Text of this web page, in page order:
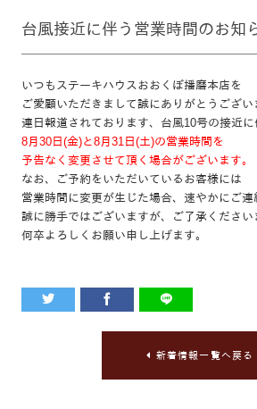
台風接近に伴う営業時間のお知
いつもステーキハウスおおくぼ播磨本店を
ご愛顧いただきまして誠にありがとうござい
連日報道されております、台風10号の接近に
8月30日(金)と8月31日(土)の営業時間を
予告なく変更させて頂く場合がございます。
なお、ご予約をいただいているお客様には
営業時間に変更が生じた場合、速やかにご連
誠に勝手ではございますが、ご了承ください
何卒よろしくお願い申し上げます。
新着情報一覧へ戻る